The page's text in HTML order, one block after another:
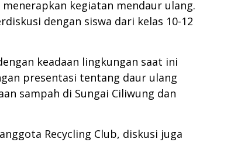
kegiatan mendaur ulang.
dengan siswa dari kelas 10-12
keadaan lingkungan saat ini
presentasi tentang daur ulang
sampah di Sungai Ciliwung dan
Recycling Club, diskusi juga